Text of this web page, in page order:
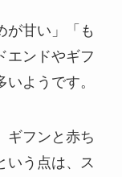
が甘い」「も
エンドやギフ
ようです。
ギフンと赤ち
いう点は、ス